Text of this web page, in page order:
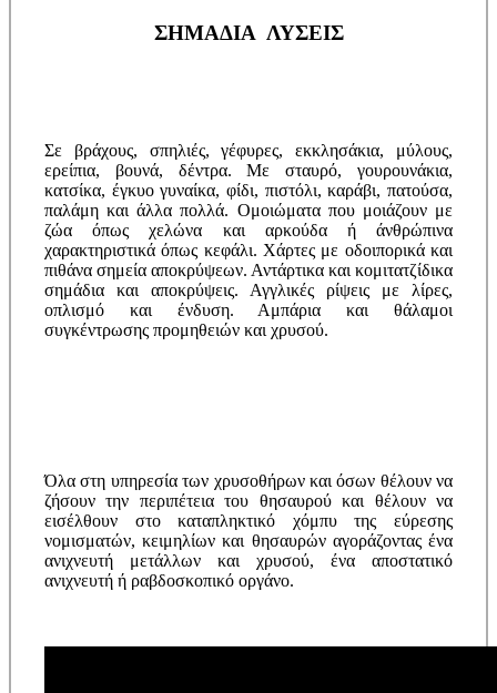
ΣΗΜΑΔΙΑ ΛΥΣΕΙΣ
Σε βράχους, σπηλιές, γέφυρες, εκκλησάκια, μύλους,
ερείπια, βουνά, δέντρα. Με σταυρό, γουρουνάκια,
κατσίκα, έγκυο γυναίκα, φίδι, πιστόλι, καράβι, πατούσα,
παλάμη και άλλα πολλά. Ομοιώματα που μοιάζουν με
ζώα όπως χελώνα και αρκούδα ή άνθρώπινα
χαρακτηριστικά όπως κεφάλι. Χάρτες με οδοιπορικά και
πιθάνα σημεία αποκρύψεων. Αντάρτικα και κομιτατζίδικα
σημάδια και αποκρύψεις. Αγγλικές ρίψεις με λίρες,
οπλισμό και ένδυση. Αμπάρια και θάλαμοι
συγκέντρωσης προμηθειών και χρυσού.
Όλα στη υπηρεσία των χρυσοθήρων και όσων θέλουν να
ζήσουν την περιπέτεια του θησαυρού και θέλουν να
εισέλθουν στο καταπληκτικό χόμπυ της εύρεσης
νομισματών, κειμηλίων και θησαυρών αγοράζοντας ένα
ανιχνευτή μετάλλων και χρυσού, ένα αποστατικό
ανιχνευτή ή ραβδοσκοπικό οργάνο.